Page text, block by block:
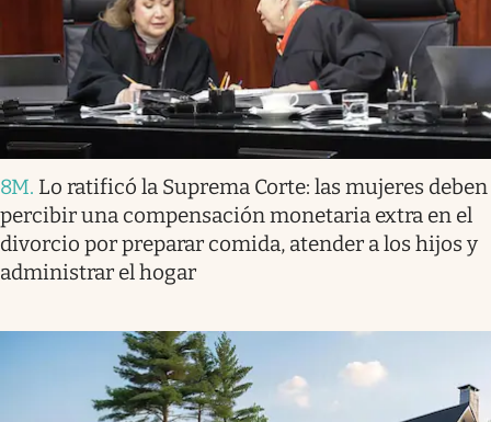
8M. Lo ratificó la Suprema Corte: las mujeres deben
percibir una compensación monetaria extra en el
divorcio por preparar comida, atender a los hijos y
administrar el hogar